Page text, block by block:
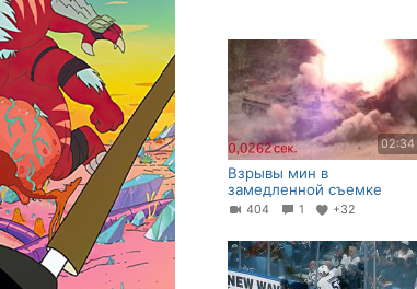
02:34
Взрывы мин в
замедленной съемке
404 1 +32